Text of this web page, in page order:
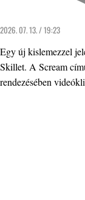
2026. 07. 13. / 19:23
Egy új kislemezzel
Skillet. A Scream
rendezésében